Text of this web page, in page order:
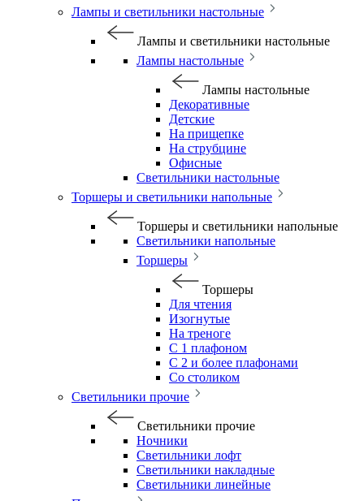
Лампы и светильники настольные
Лампы и светильники настольные
Лампы настольные
Лампы настольные
Декоративные
Детские
На прищепке
На струбцине
Офисные
Светильники настольные
Торшеры и светильники напольные
Торшеры и светильники напольные
Светильники напольные
Торшеры
Торшеры
Для чтения
Изогнутые
На треноге
С 1 плафоном
С 2 и более плафонами
Со столиком
Светильники прочие
Светильники прочие
Ночники
Светильники лофт
Светильники накладные
Светильники линейные